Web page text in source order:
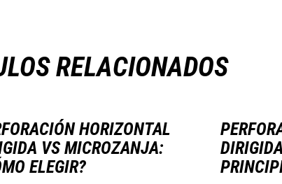
RELACIONADOS
HORIZONTAL
VS MICROZANJA:
ELEGIR?